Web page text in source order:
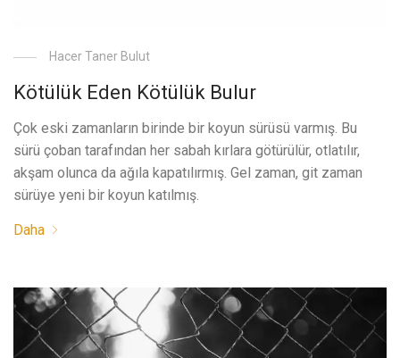
Hacer Taner Bulut
Kötülük Eden Kötülük Bulur
Çok eski zamanların birinde bir koyun sürüsü varmış. Bu
sürü çoban tarafından her sabah kırlara götürülür, otlatılır,
akşam olunca da ağıla kapatılırmış. Gel zaman, git zaman
sürüye yeni bir koyun katılmış.
Daha